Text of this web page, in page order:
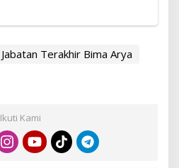
Jabatan Terakhir Bima Arya
Ikuti Kami